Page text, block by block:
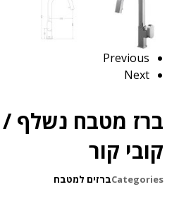
Previous
Next
קובי קור
Categoriesברזים למטבח